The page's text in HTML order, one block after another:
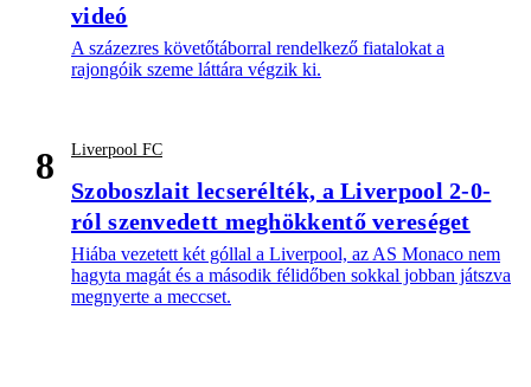
videó
A százezres követőtáborral rendelkező fiatalokat a
rajongóik szeme láttára végzik ki.
8 Liverpool FC
Szoboszlait lecserélték, a Liverpool 2-0-
ról szenvedett meghökkentő vereséget
Hiába vezetett két góllal a Liverpool, az AS Monaco nem
hagyta magát és a második félidőben sokkal jobban játszva
megnyerte a meccset.